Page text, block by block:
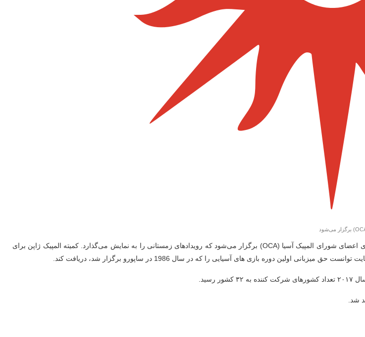
بازی‌های زمستانی آسیایی (AWG) یک رویداد بین‌المللی چند ورزشی است که هر چهار سال یک‌بار برای اعضای شورای المپیک آسیا (OCA) برگزار می‌شود که رویدادهای زمستانی را به نمایش می‌گذارد. کمیته المپیک ژاپن برای